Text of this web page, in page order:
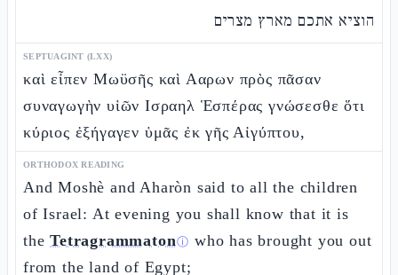
הוציא אתכם מארץ מצרים
SEPTUAGINT (LXX)
καὶ εἶπεν Μωϋσῆς καὶ Ααρων πρὸς πᾶσαν
συναγωγὴν υἱῶν Ισραηλ Ἑσπέρας γνώσεσθε ὅτι
κύριος ἐξήγαγεν ὑμᾶς ἐκ γῆς Αἰγύπτου,
ORTHODOX READING
And Moshè and Aharòn said to all the children
of Israel: At evening you shall know that it is
theTetragrammatonⓘ who has brought you out
from the land of Egypt;